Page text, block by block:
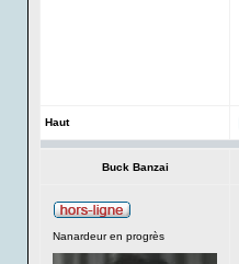
Haut
Buck Banzai
Nanardeur en progrès